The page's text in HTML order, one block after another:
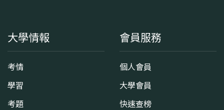
大學情報
考情
學習
考題
會員服務
個人會員
大學會員
快速查榜